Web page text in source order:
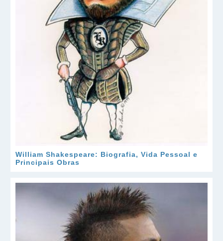
William Shakespeare: Biografia, Vida Pessoal e
Principais Obras